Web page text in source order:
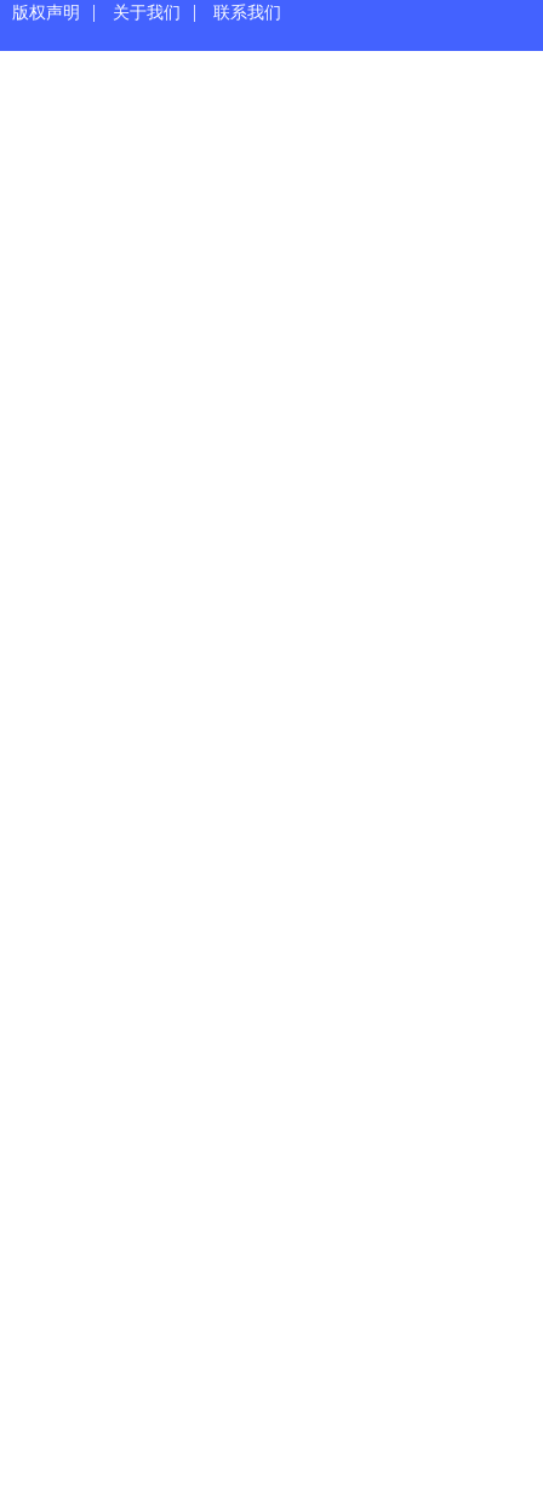
版权声明 | 关于我们 | 联系我们